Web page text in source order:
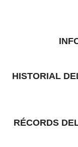
HISTORIAL
RÉCORDS